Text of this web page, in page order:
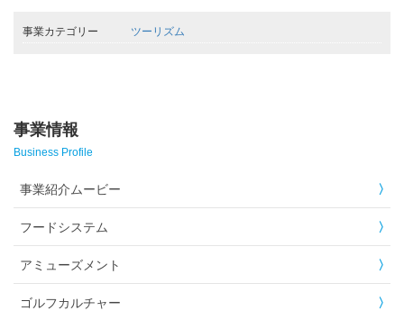
事業カテゴリー ツーリズム
事業情報
Business Profile
事業紹介ムービー
フードシステム
アミューズメント
ゴルフカルチャー